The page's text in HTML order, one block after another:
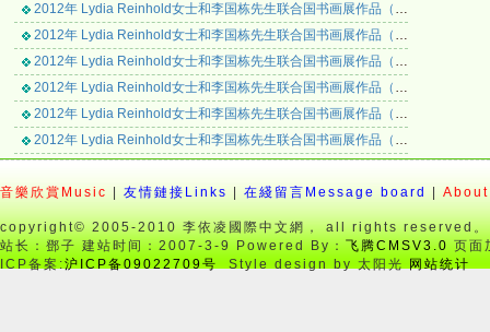
2012年 Lydia Reinhold女士和李国栋先生联合国书画展作品（八）
2012年 Lydia Reinhold女士和李国栋先生联合国书画展作品（七）
2012年 Lydia Reinhold女士和李国栋先生联合国书画展作品（六）
2012年 Lydia Reinhold女士和李国栋先生联合国书画展作品（五）
2012年 Lydia Reinhold女士和李国栋先生联合国书画展作品（四）
2012年 Lydia Reinhold女士和李国栋先生联合国书画展作品（三）
2012年 Lydia Reinhold女士和李国栋先生联合国书画展作品（二）
2012年 Lydia Reinhold女士和李国栋先生联合国书画展作品（一）
音樂欣賞Music | 友情鏈接Links | 在綫留言Message board |
copyright© 2005-2010 李依凌國際中文網， all rights reserved。
站长：鄧子 建站时间：2007-3-9 Powered By：飞腾CMSV3.0页面
ICP备案:沪ICP备09022709号 Style design by 太阳光 网站统计